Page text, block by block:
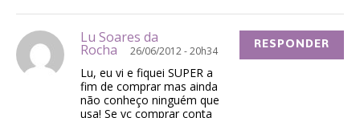
Lu Soares da
Rocha 26/06/2012 - 20h34
Lu, eu vi e fiquei SUPER a
fim de comprar mas ainda
não conheço ninguém que
usa! Se vc comprar conta
RESPONDER